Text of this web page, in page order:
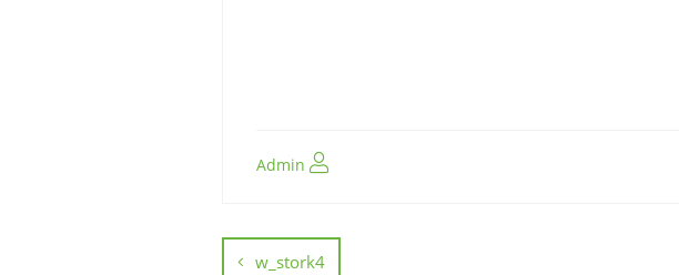
w_stork4